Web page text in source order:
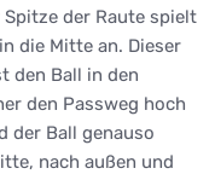
der Raute spielt
die Mitte an. Dieser
den Ball in den
den Passweg hoch
der Ball genauso
nach außen und